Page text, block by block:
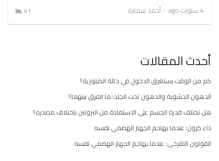
4 سنوات ago
Author
أحمد سمارة 41
أحدث المقالات
كم من الوقت يستغرق الدخول في حالة الكيتوزية؟
الدهون الحشوية والدهون تحت الجلد: ما الفرق بينهما؟
هل تختلف قدرة الجسم على الاستفادة من البروتين باختلاف مصدره؟
داء كرون: عندما يهاجم الجهاز الهضمي نفسه
القولون التقرحي: عندما يهاجم الجهاز الهضمي نفسه